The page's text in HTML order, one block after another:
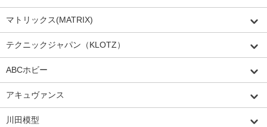
マトリックス(MATRIX)
テクニックジャパン（KLOTZ）
ABCホビー
アキュヴァンス
川田模型